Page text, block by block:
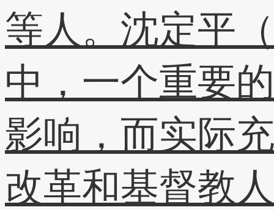
等人。沈定平
中，一个重要
影响，而实际
改革和基督教